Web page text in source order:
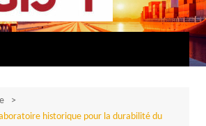
historique pour la durabilité du